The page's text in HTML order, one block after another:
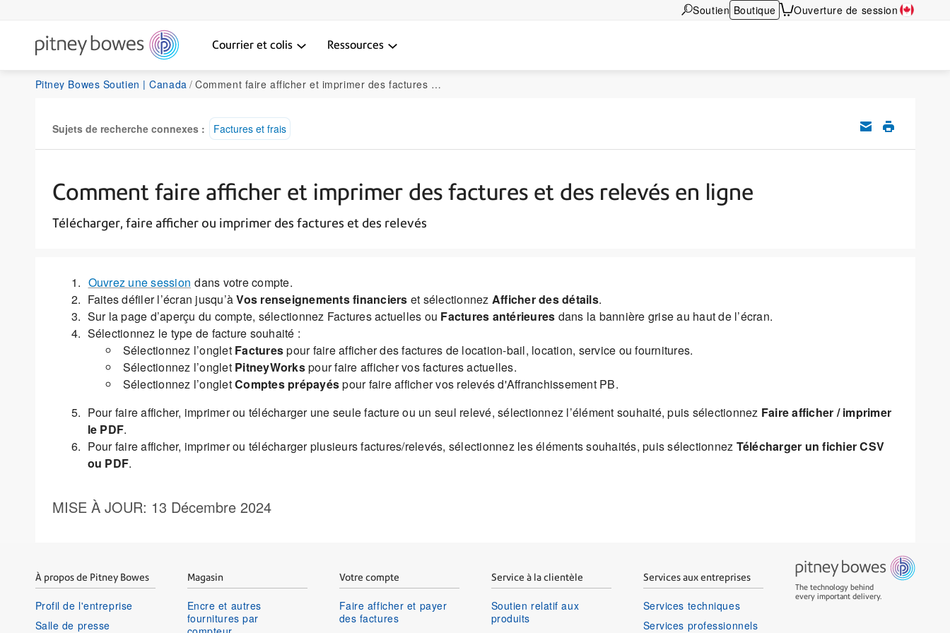
Soutien Boutique Ouverture de session
Courrier et colis Ressources
Pitney Bowes Soutien | Canada Comment faire afficher et imprimer des factures et des relevés en ligne
Sujets de recherche connexes : Factures et frais
Comment faire afficher et imprimer des factures et des relevés en ligne
Télécharger, faire afficher ou imprimer des factures et des relevés
Ouvrez une session dans votre compte.
Faites défiler l’écran jusqu’àVos renseignements financiers et sélectionnez Afficher des détails.
Sur la page d’aperçu du compte, sélectionnez Factures actuelles ou Factures antérieures dans la bannière grise au haut de l’écran.
Sélectionnez le type de facture souhaité :
Sélectionnez l’onglet Facturespour faire afficher des factures de location-bail, location, service ou fournitures.
Sélectionnez l’onglet PitneyWorkspour faire afficher vos factures actuelles.
Sélectionnez l’ongletComptes prépayéspour faire afficher vos relevés d'Affranchissement PB.
Pour faire afficher, imprimer ou télécharger une seule facture ou un seul relevé, sélectionnez l’élément souhaité, puis sélectionnez Faire afficher / imprimer
le PDF.
Pour faire afficher, imprimer ou télécharger plusieurs factures/relevés, sélectionnez les éléments souhaités, puis sélectionnez Télécharger un fichier CSV
ou PDF.
MISE À JOUR: 13 Décembre 2024
À propos de Pitney Bowes
Profil de l'entreprise
Salle de presse
Magasin
Encre et autres
fournitures par
Votre compte
Faire afficher et payer
des factures
Service à la clientèle
Soutien relatif aux
produits
Services aux entreprises
Services techniques
Services professionnels
The technology behind
every important delivery.